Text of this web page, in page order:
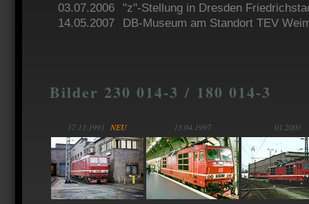
03.07.2006
"z"-Stellung in Dresden
14.05.2007
DB-Museum am Standort TEV
Bilder 230 014-3 / 180 014-3
17.11.1991 NEU 13.04.1997 01.2001